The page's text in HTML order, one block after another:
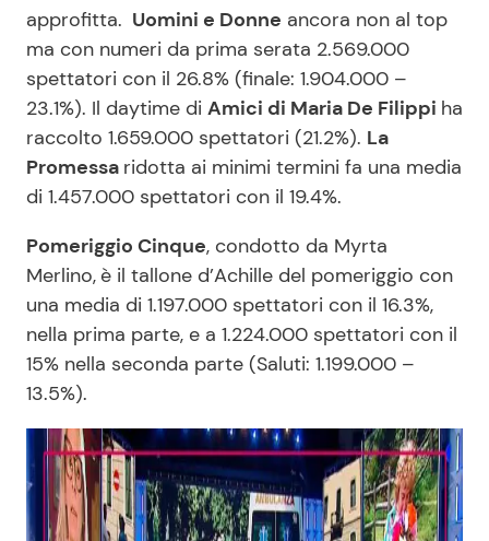
approfitta. Uomini e Donne ancora non al top
ma con numeri da prima serata 2.569.000
spettatori con il 26.8% (finale: 1.904.000 –
23.1%). Il daytime di Amici di Maria De Filippi ha
raccolto 1.659.000 spettatori (21.2%). La
Promessa ridotta ai minimi termini fa una media
di 1.457.000 spettatori con il 19.4%.
Pomeriggio Cinque, condotto da Myrta
Merlino, è il tallone d’Achille del pomeriggio con
una media di 1.197.000 spettatori con il 16.3%,
nella prima parte, e a 1.224.000 spettatori con il
15% nella seconda parte (Saluti: 1.199.000 –
13.5%).